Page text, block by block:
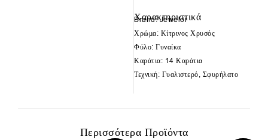
Χαρακτηριστικά
Brand: Jewelor
Χρώμα: Κίτρινος Χρυσός
Φύλο: Γυναίκα
Καράτια: 14 Καράτια
Τεχνική: Γυαλιστερό, Σφυρήλατο
Περισσότερα Προϊόντα